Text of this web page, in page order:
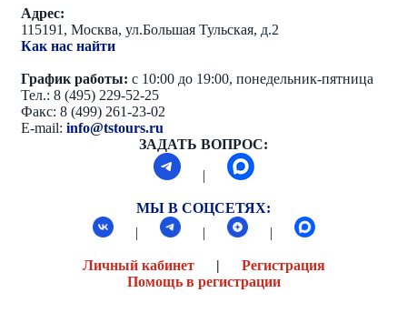
Адрес:
115191, Москва, ул.Большая Тульская, д.2
Как нас найти
График работы: с 10:00 до 19:00, понедельник-пятница
Тел.: 8 (495) 229-52-25
Факс: 8 (499) 261-23-02
E-mail: info@tstours.ru
ЗАДАТЬ ВОПРОС:
|
МЫ В СОЦСЕТЯХ:
|
| |
Личный кабинет| Регистрация
Помощь в регистрации